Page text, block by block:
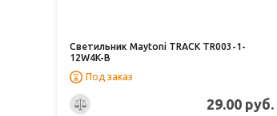
Светильник Maytoni TRACK TR003-1-
12W4K-B
Под заказ
29.00 руб.